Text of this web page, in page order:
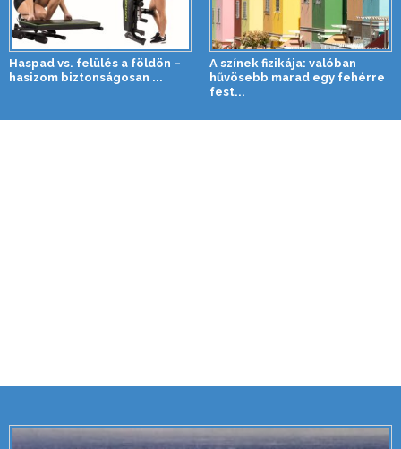
Haspad vs. felülés a földön –
hasizom biztonságosan ...
A színek fizikája: valóban
hűvösebb marad egy fehérre
fest...